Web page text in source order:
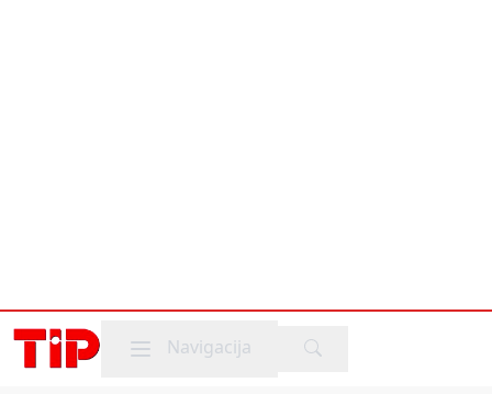
Mobile menu
Navigacija